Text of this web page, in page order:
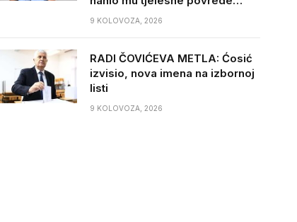
9 KOLOVOZA, 2026
RADI ČOVIĆEVA METLA: Ćosić
izvisio, nova imena na izbornoj
listi
9 KOLOVOZA, 2026